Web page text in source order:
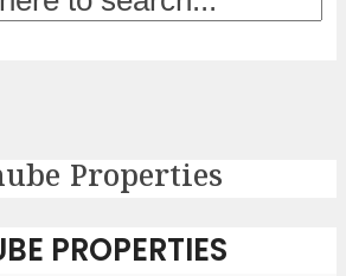
Properties
PROPERTIES